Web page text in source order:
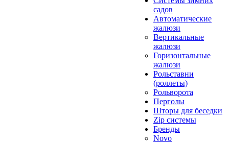
садов
Автоматические
жалюзи
Вертикальные
жалюзи
Горизонтальные
жалюзи
Рольставни
(роллеты)
Рольворота
Перголы
Шторы для беседки
Zip системы
Бренды
Novo